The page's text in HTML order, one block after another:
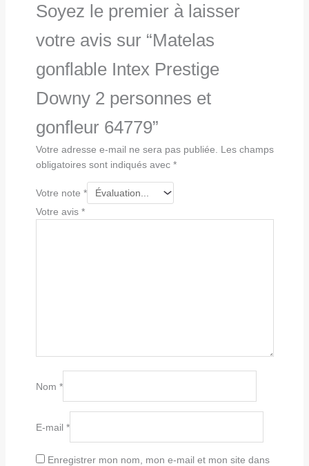
Soyez le premier à laisser
votre avis sur “Matelas
gonflable Intex Prestige
Downy 2 personnes et
gonfleur 64779”
Votre adresse e-mail ne sera pas publiée.
Les champs
obligatoires sont indiqués avec *
Votre note *
Votre avis *
Nom *
E-mail *
Enregistrer mon nom, mon e-mail et mon site dans